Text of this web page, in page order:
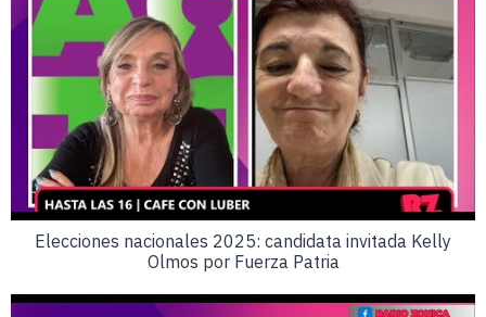
Elecciones nacionales 2025: candidata invitada Kelly
Olmos por Fuerza Patria